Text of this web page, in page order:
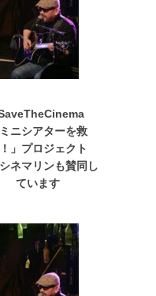
ミニシアターを救
」プロジェクト
ネマリンも賛同し
ています